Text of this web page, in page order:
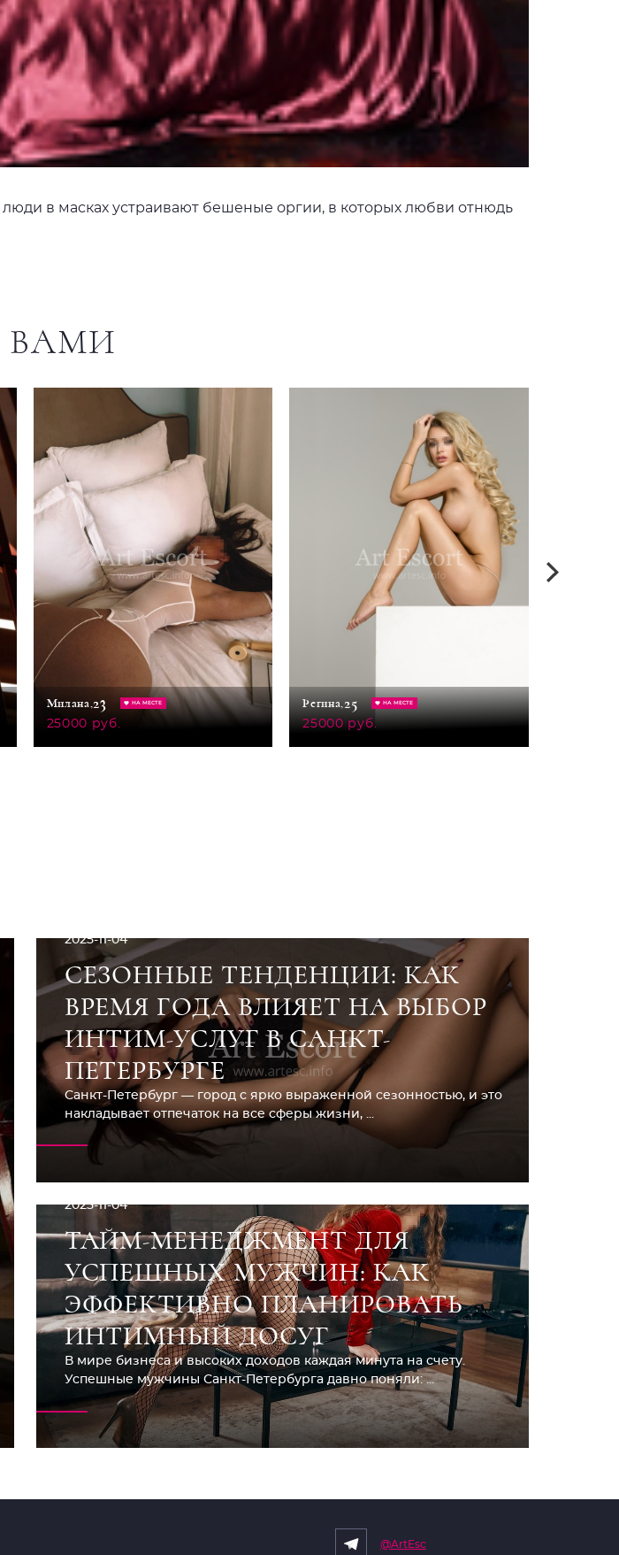
в масках устраивают бешеные оргии, в которых любви отнюдь
ВАМИ
Милана,23 НА МЕСТЕ
25000 руб.
Регина,25 НА МЕСТЕ
25000 руб.
2025-11-04
СЕЗОННЫЕ ТЕНДЕНЦИИ: КАК
ВРЕМЯ ГОДА ВЛИЯЕТ НА ВЫБОР
ИНТИМ-УСЛУГ В САНКТ-
ПЕТЕРБУРГЕ
Санкт-Петербург — город с ярко выраженной сезонностью, и это
накладывает отпечаток на все сферы жизни, ...
2025-11-04
ТАЙМ-МЕНЕДЖМЕНТ ДЛЯ
УСПЕШНЫХ МУЖЧИН: КАК
ЭФФЕКТИВНО ПЛАНИРОВАТЬ
ИНТИМНЫЙ ДОСУГ
В мире бизнеса и высоких доходов каждая минута на счету.
Успешные мужчины Санкт-Петербурга давно поняли: ...
@ArtEsc